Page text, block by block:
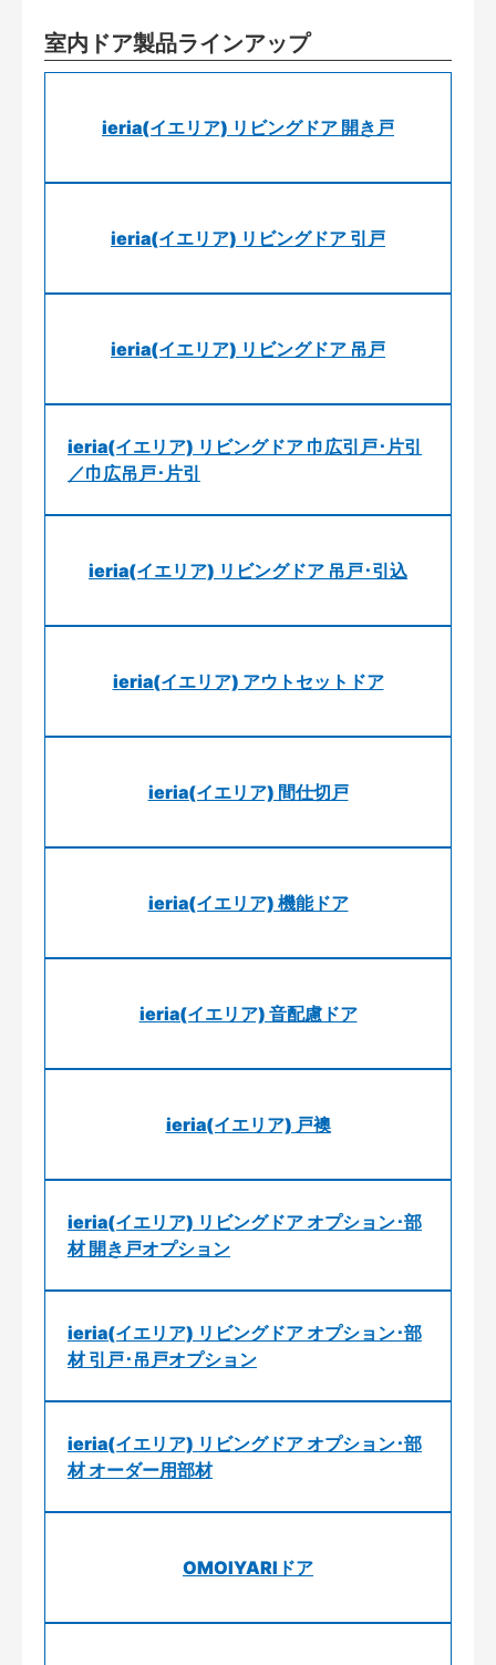
室内ドア製品ラインアップ
ieria(イエリア) リビングドア 開き戸
ieria(イエリア) リビングドア 引戸
ieria(イエリア) リビングドア 吊戸
ieria(イエリア) リビングドア 巾広引戸･片引
／巾広吊戸･片引
ieria(イエリア) リビングドア 吊戸･引込
ieria(イエリア) アウトセットドア
ieria(イエリア) 間仕切戸
ieria(イエリア) 機能ドア
ieria(イエリア) 音配慮ドア
ieria(イエリア) 戸襖
ieria(イエリア) リビングドア オプション･部
材 開き戸オプション
ieria(イエリア) リビングドア オプション･部
材 引戸･吊戸オプション
ieria(イエリア) リビングドア オプション･部
材 オーダー用部材
OMOIYARIドア